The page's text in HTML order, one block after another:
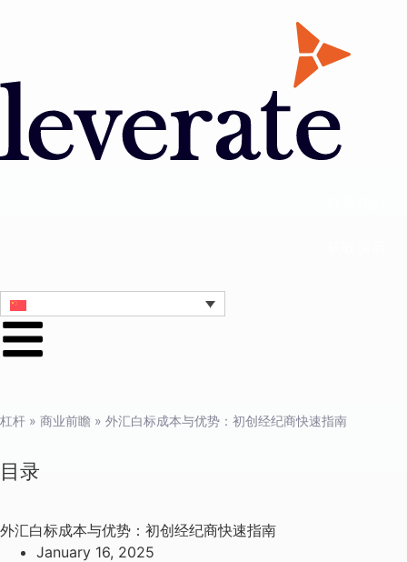
杠杆 » 商业前瞻 » 外汇白标成本与优势：初创经纪商快速指南
目录
外汇白标成本与优势：初创经纪商快速指南
January 16, 2025